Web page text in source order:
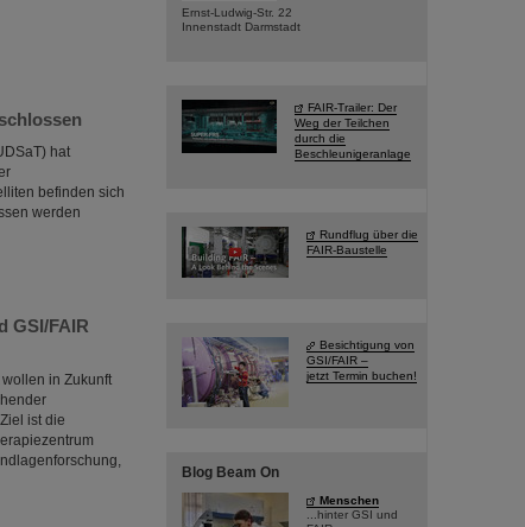
hat
befinden sich
werden
GSI/FAIR
in Zukunft
ist die
Ernst-Ludwig-Str. 22
Innenstadt Darmstadt
FAIR-Trailer: Der
Weg der Teilchen
durch die
Beschleunigeranlage
Rundflug über die
FAIR-Baustelle
Besichtigung von
GSI/FAIR –
jetzt Termin buchen!
Blog Beam On
Menschen
...hinter GSI und